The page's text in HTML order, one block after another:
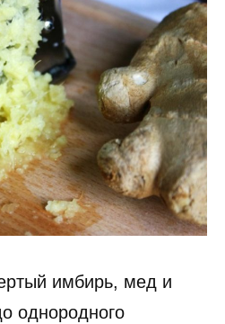
имбирь, мед и
однородного